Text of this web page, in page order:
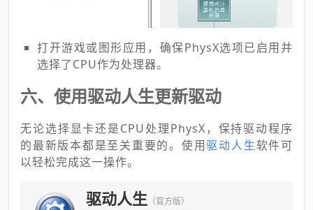
打开游戏或图形应用，确保PhysX选项已启用并
选择了CPU作为处理器。
六、使用驱动人生更新驱动
无论选择显卡还是CPU处理PhysX，保持驱动程序
的最新版本都是至关重要的。使用驱动人生软件可
以轻松完成这一操作。
驱动人生 （官方版）